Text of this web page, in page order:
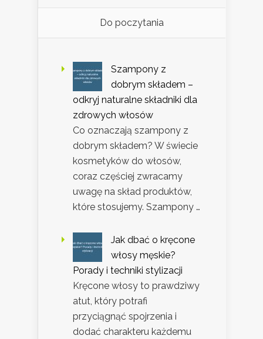
Do poczytania
Szampony z
dobrym składem –
odkryj naturalne składniki dla
zdrowych włosów
Co oznaczają szampony z
dobrym składem? W świecie
kosmetyków do włosów,
coraz częściej zwracamy
uwagę na skład produktów,
które stosujemy. Szampony …
Jak dbać o kręcone
włosy męskie?
Porady i techniki stylizacji
Kręcone włosy to prawdziwy
atut, który potrafi
przyciągnąć spojrzenia i
dodać charakteru każdemu